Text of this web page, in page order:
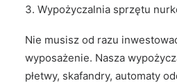
Wypożyczalnia sprzętu
Nie musisz od razu
wyposażenie. Nasza
płetwy, skafandry, automaty